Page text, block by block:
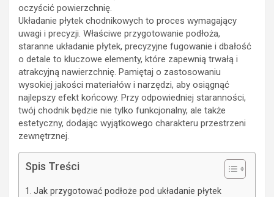
oczyścić powierzchnię.
Układanie płytek chodnikowych to proces wymagający
uwagi i precyzji. Właściwe przygotowanie podłoża,
staranne układanie płytek, precyzyjne fugowanie i dbałość
o detale to kluczowe elementy, które zapewnią trwałą i
atrakcyjną nawierzchnię. Pamiętaj o zastosowaniu
wysokiej jakości materiałów i narzędzi, aby osiągnąć
najlepszy efekt końcowy. Przy odpowiedniej staranności,
twój chodnik będzie nie tylko funkcjonalny, ale także
estetyczny, dodając wyjątkowego charakteru przestrzeni
zewnętrznej.
Spis Treści
Jak przygotować podłoże pod układanie płytek